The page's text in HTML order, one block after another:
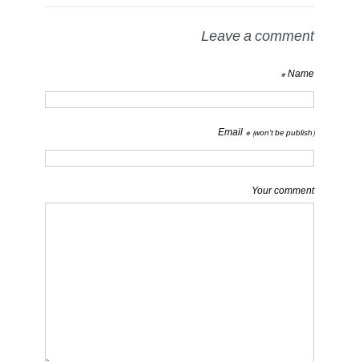
Leave a comment
Name *
Email * (won't be publish)
Your comment